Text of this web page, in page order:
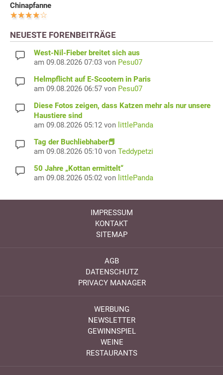
Chinapfanne
NEUESTE FORENBEITRÄGE
West-Nil-Fieber breitet sich aus
am 09.08.2026 07:03 von Pesu07
Helmpflicht auf E-Scootern in Paris
am 09.08.2026 06:57 von Pesu07
Diese Fotos zeigen, dass Katzen mehr als nur unsere
Haustiere sind
am 09.08.2026 05:12 von littlePanda
Tag der Buchliebhaber📕
am 09.08.2026 05:10 von Teddypetzi
50 Jahre „Kottan ermittelt“
am 09.08.2026 05:02 von littlePanda
IMPRESSUM
KONTAKT
SITEMAP
AGB
DATENSCHUTZ
PRIVACY MANAGER
WERBUNG
NEWSLETTER
GEWINNSPIEL
WEINE
RESTAURANTS